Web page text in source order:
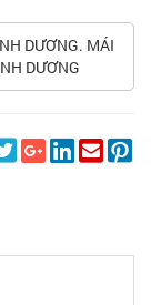
DƯƠNG. MÁI
DƯƠNG